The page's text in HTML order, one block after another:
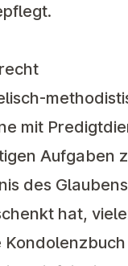
mit
Aufgaben
des
hat,